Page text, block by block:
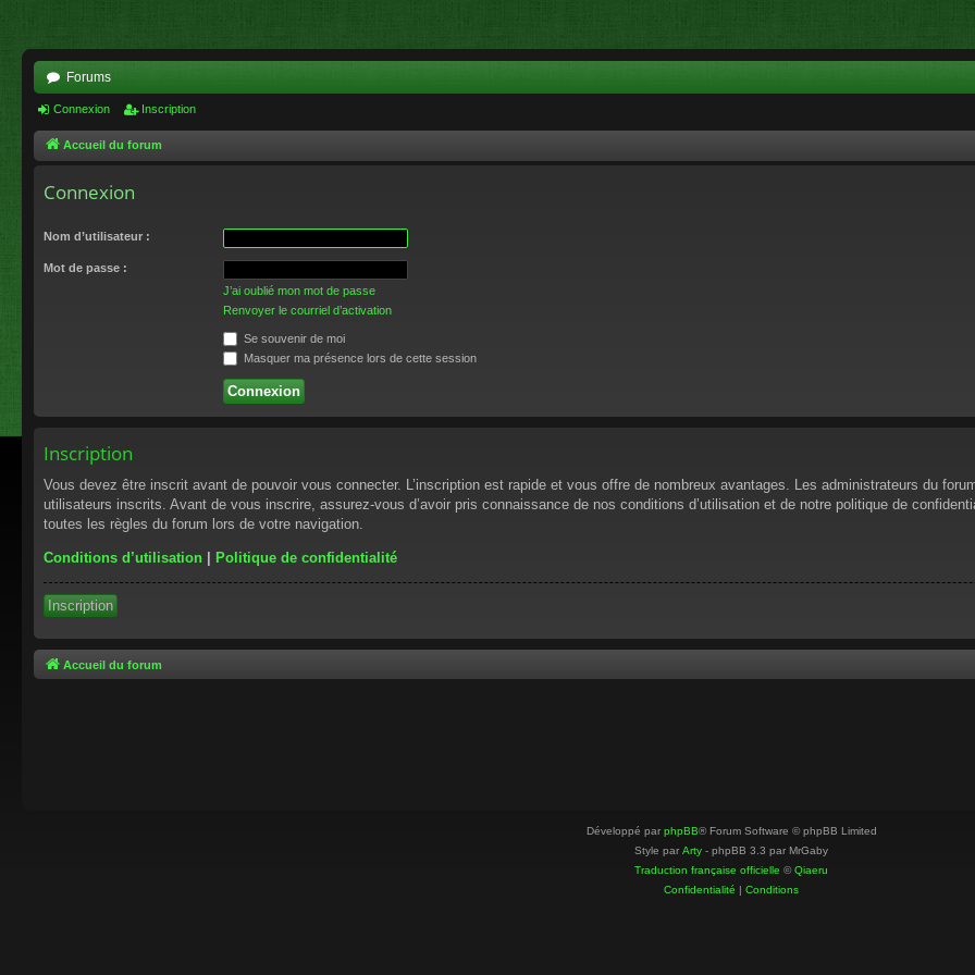
Forums
Connexion Inscription
Accueil du forum
Connexion
Nom d’utilisateur :
Mot de passe :
J’ai oublié mon mot de passe
Renvoyer le courriel d’activation
Se souvenir de moi
Masquer ma présence lors de cette session
Inscription
Vous devez être inscrit avant de pouvoir vous connecter. L’inscription est rapide et vous offre de nombreux avantages. Les administrateurs du
utilisateurs inscrits. Avant de vous inscrire, assurez-vous d’avoir pris connaissance de nos conditions d’utilisation et de notre politique de
toutes les règles du forum lors de votre navigation.
Conditions d’utilisation | Politique de confidentialité
Inscription
Accueil du forum
Développé par phpBB® Forum Software © phpBB Limited
Style par Arty - phpBB 3.3 par MrGaby
Traduction française officielle ©Qiaeru
Confidentialité | Conditions